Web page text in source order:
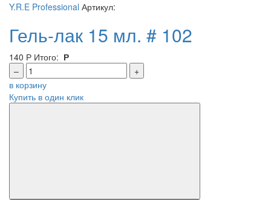
Y.R.E Professional Артикул:
Гель-лак 15 мл. # 102
140 Р Итого: Р
–
+
в корзину
Купить в один клик